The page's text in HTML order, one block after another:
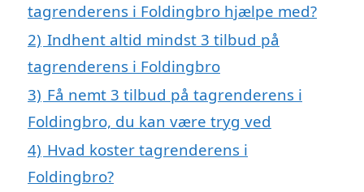
tagrenderens i Foldingbro hjælpe med?
2) Indhent altid mindst 3 tilbud på
tagrenderens i Foldingbro
3) Få nemt 3 tilbud på tagrenderens i
Foldingbro, du kan være tryg ved
4) Hvad koster tagrenderens i
Foldingbro?